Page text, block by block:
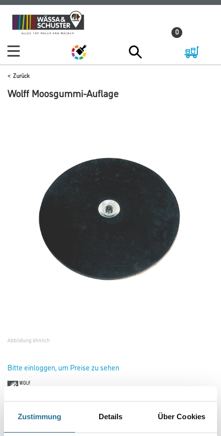
Zustimmung Details Über Cookies
Zum
Inhalt
Zum
Navigationsmenü
0
Zurück
Wolff Moosgummi-Auflage
Abbildung ähnlich
Bitte einloggen, um Preise zu sehen
Art-Nr.:4109-000184